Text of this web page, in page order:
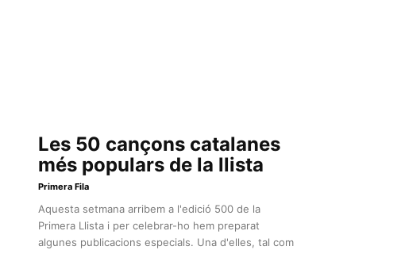
Les 50 cançons catalanes
més populars de la llista
Primera Fila
Aquesta setmana arribem a l'edició 500 de la
Primera Llista i per celebrar-ho hem preparat
algunes publicacions especials. Una d'elles, tal com